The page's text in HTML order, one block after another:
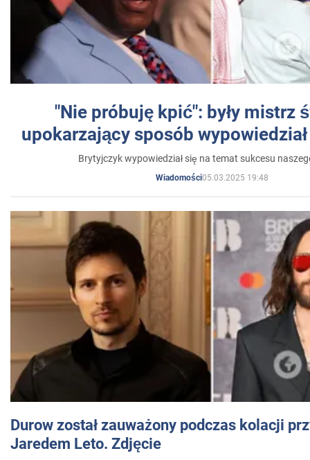
"Nie próbuję kpić": były mistrz
upokarzający sposób
Brytyjczyk wypowiedział się na temat sukcesu
Wiadomości05.03.2025 19:48
Durow został zauważony podczas kolacji
Jaredem Leto. Zdjęcie